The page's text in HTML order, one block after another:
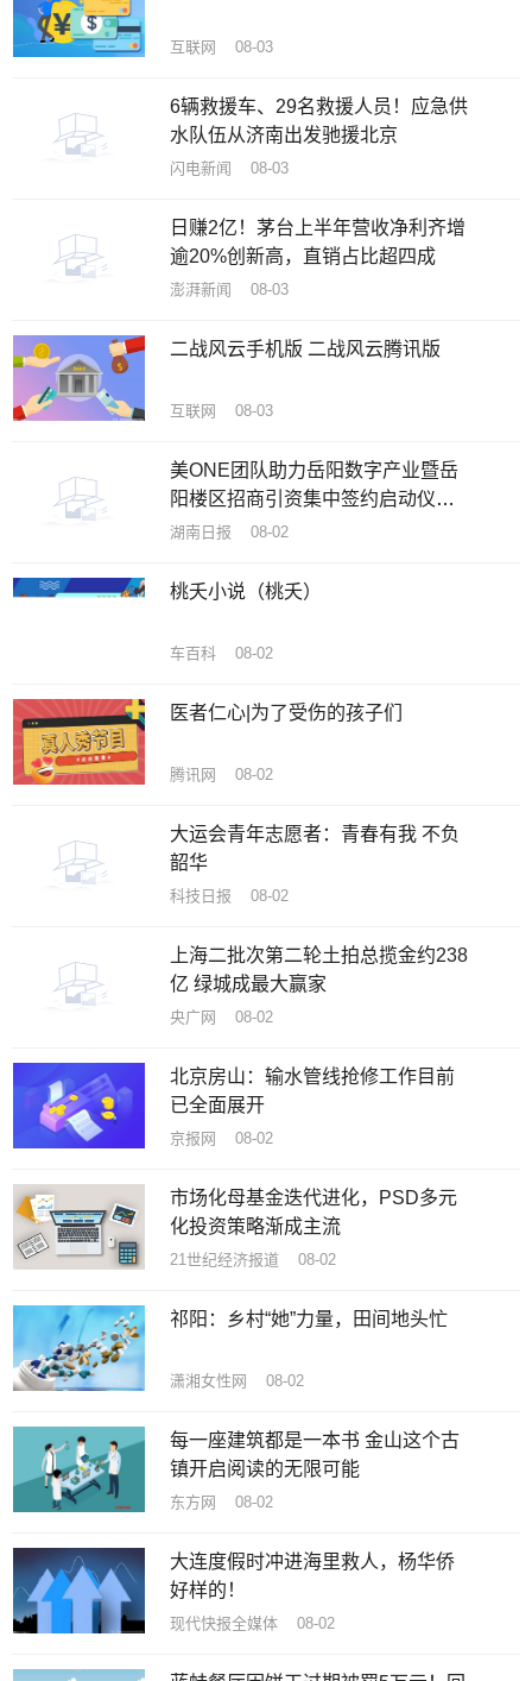
互联网 08-03
6辆救援车、29名救援人员！应急供
水队伍从济南出发驰援北京
闪电新闻 08-03
日赚2亿！茅台上半年营收净利齐增
逾20%创新高，直销占比超四成
澎湃新闻 08-03
二战风云手机版 二战风云腾讯版
互联网 08-03
美ONE团队助力岳阳数字产业暨岳
阳楼区招商引资集中签约启动仪式
在洞庭在线数字产业园圆满举行
湖南日报 08-02
桃夭小说（桃夭）
车百科 08-02
医者仁心|为了受伤的孩子们
腾讯网 08-02
大运会青年志愿者：青春有我 不负
韶华
科技日报 08-02
上海二批次第二轮土拍总揽金约238
亿 绿城成最大赢家
央广网 08-02
北京房山：输水管线抢修工作目前
已全面展开
京报网 08-02
市场化母基金迭代进化，PSD多元
化投资策略渐成主流
21世纪经济报道 08-02
祁阳：乡村“她”力量，田间地头忙
潇湘女性网 08-02
每一座建筑都是一本书 金山这个古
镇开启阅读的无限可能
东方网 08-02
大连度假时冲进海里救人，杨华侨
好样的！
现代快报全媒体 08-02